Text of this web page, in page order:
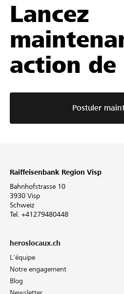
Lancez
action de
Postuler
Raiffeisenbank Region Visp
Bahnhofstrasse 10
3930 Visp
Schweiz
Tel. +41279480448
heroslocaux.ch
L'équipe
Notre engagement
Blog
Newsletter